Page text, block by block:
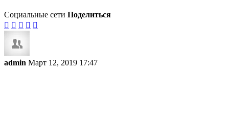
Социальные сети Поделиться
    
admin Март 12, 2019 17:47